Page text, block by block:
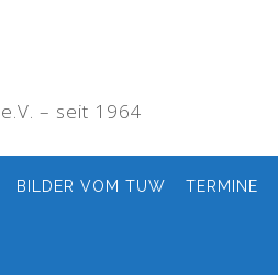
– seit 1964
BILDER VOM TUW TERMINE